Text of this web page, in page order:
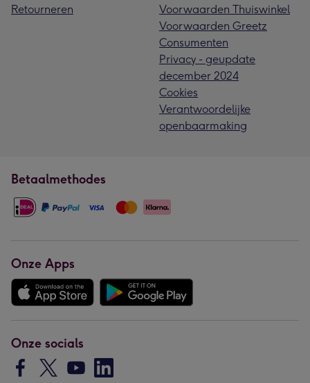
Retourneren
Voorwaarden Thuiswinkel
Voorwaarden Greetz
Consumenten
Privacy - geupdate
december 2024
Cookies
Verantwoordelijke
openbaarmaking
Betaalmethodes
Onze Apps
Onze socials